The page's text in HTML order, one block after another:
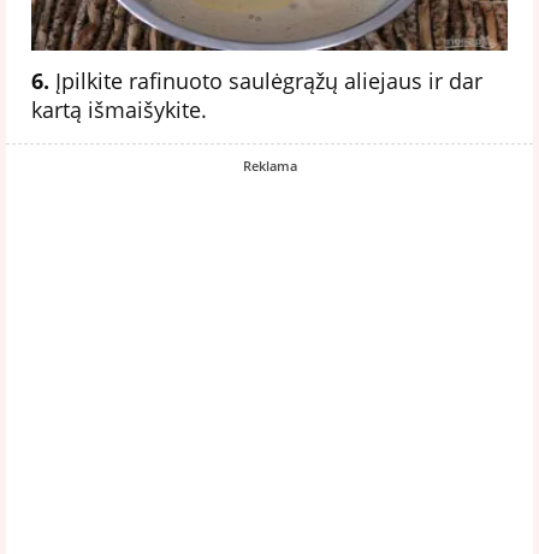
6. Įpilkite rafinuoto saulėgrąžų aliejaus ir dar
kartą išmaišykite.
Reklama